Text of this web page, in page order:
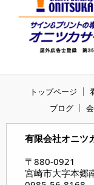
トップページ
ブログ
有限会社オニツ
〒880-0921
宮崎市大字本郷